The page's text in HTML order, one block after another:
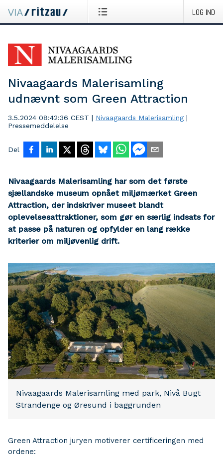
LOG IND
Nivaagaards Malerisamling
udnævnt som Green Attraction
3.5.2024 08:42:36 CEST | Nivaagaards Malerisamling |
Pressemeddelelse
Del
Nivaagaards Malerisamling har som det første
sjællandske museum opnået miljømærket Green
Attraction, der indskriver museet blandt
oplevelsesattraktioner, som gør en særlig indsats for
at passe på naturen og opfylder en lang række
kriterier om miljøvenlig drift.
Nivaagaards Malerisamling med park, Nivå Bugt
Strandenge og Øresund i baggrunden
Green Attraction juryen motiverer certificeringen med
ordene: